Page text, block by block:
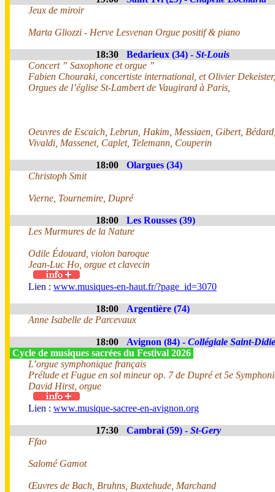
Jeux de miroir
Marta Gliozzi - Herve Lesvenan Orgue positif & piano
18:30 Bedarieux (34) - St-Louis
Concert ” Saxophone et orgue ”
Fabien Chouraki, concertiste international, et Olivier
Orgues de l’église St-Lambert de Vaugirard à Paris,
Oeuvres de Escaich, Lebrun, Hakim, Messiaen, Gibert,
Vivaldi, Massenet, Caplet, Telemann, Couperin
18:00
Olargues (34)
Christoph Smit
Vierne, Tournemire, Dupré
18:00
Les Rousses (39)
Les Murmures de la Nature
Odile Édouard, violon baroque
Jean-Luc Ho, orgue et clavecin
Lien : www.musiques-en-haut.fr/?page_id=3070
18:00
Argentière (74)
Anne Isabelle de Parcevaux
18:00 Avignon (84) - Collégiale Saint-
Cycle de musiques sacrées du Festival 2026
L’orgue symphonique français
Prélude et Fugue en sol mineur op. 7 de Dupré et 5e
David Hirst, orgue
Lien : www.musique-sacree-en-avignon.org
17:30 Cambrai (59) - St-Gery
Ffao
Salomé Gamot
Œuvres de Bach, Bruhns, Buxtehude, Marchand